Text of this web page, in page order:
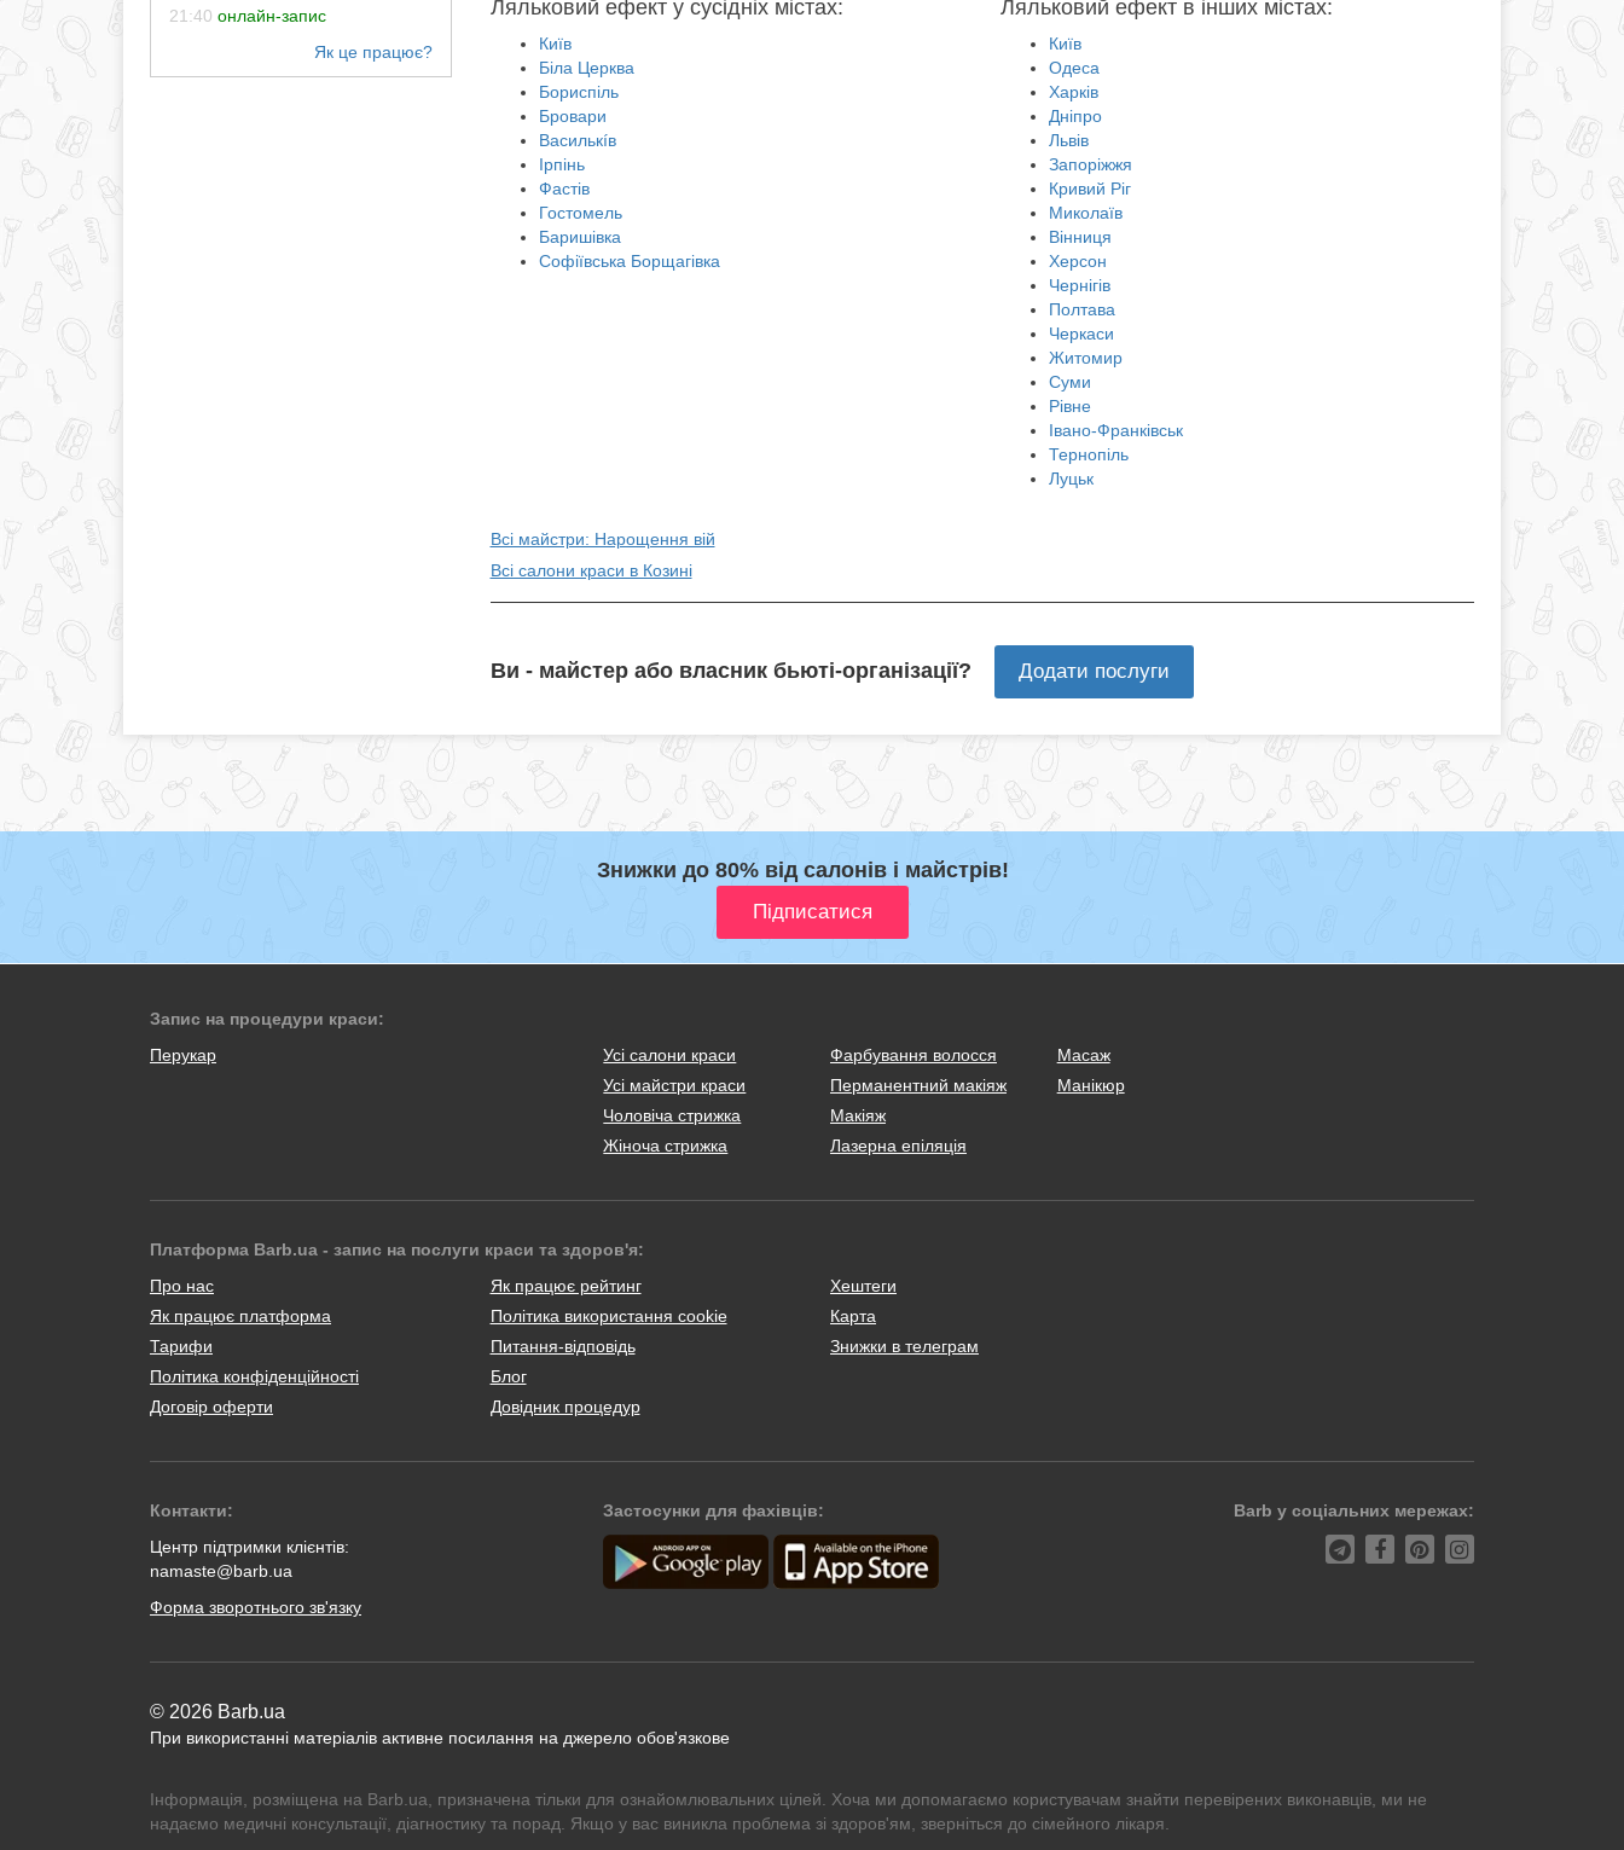
21:40 онлайн-запис Ляльковий ефект у сусідніх містах:
Київ
Біла Церква
Бориспіль
Бровари
Василькíв
Ірпінь
Фастів
Гостомель
Баришівка
Софіївська Борщагівка
Ляльковий ефект в інших містах:
Київ
Одеса
Харків
Дніпро
Львів
Запоріжжя
Кривий Ріг
Миколаїв
Вінниця
Херсон
Чернігів
Полтава
Черкаси
Житомир
Суми
Рівне
Івано-Франківськ
Тернопіль
Луцьк
Всі майстри: Нарощення вій
Всі салони краси в Козині
Ви - майстер або власник бьюті-організації? Додати послуги
Знижки до 80% від салонів і майстрів!
Запис на процедури краси:
Перукар
Усі салони краси
Усі майстри краси
Чоловіча стрижка
Жіноча стрижка
Фарбування волосся
Перманентний макіяж
Макіяж
Лазерна епіляція
Масаж
Манікюр
Платформа Barb.ua - запис на послуги краси та здоров'я:
Про нас
Як працює платформа
Тарифи
Політика конфіденційності
Договір оферти
Як працює рейтинг
Політика використання cookie
Питання-відповідь
Блог
Довідник процедур
Хештеги
Карта
Знижки в телеграм
Контакти:
Центр підтримки клієнтів:
namaste@barb.ua
Форма зворотнього зв'язку
Застосунки для фахівців: Barb у соціальних мережах:
© 2026 Barb.ua
При використанні матеріалів активне посилання на джерело обов'язкове
Інформація, розміщена на Barb.ua, призначена тільки для ознайомлювальних цілей. Хоча ми допомагаємо користувачам знайти перевірених виконавців, ми не
надаємо медичні консультації, діагностику та порад. Якщо у вас виникла проблема зі здоров'ям, зверніться до сімейного лікаря.